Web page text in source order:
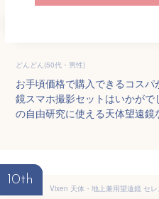
どんどん(50代・男性)
お手頃価格で購入できるコス
鏡スマホ撮影セットはいかが
の自由研究に使える天体望遠鏡
10th